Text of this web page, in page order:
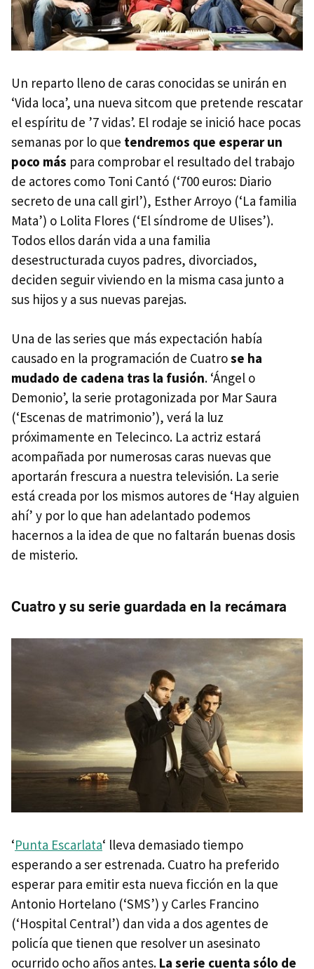
Un reparto lleno de caras conocidas se unirán en
‘Vida loca’, una nueva sitcom que pretende rescatar
el espíritu de ’7 vidas’. El rodaje se inició hace pocas
semanas por lo que tendremos que esperar un
poco más para comprobar el resultado del trabajo
de actores como Toni Cantó (‘700 euros: Diario
secreto de una call girl’), Esther Arroyo (‘La familia
Mata’) o Lolita Flores (‘El síndrome de Ulises’).
Todos ellos darán vida a una familia
desestructurada cuyos padres, divorciados,
deciden seguir viviendo en la misma casa junto a
sus hijos y a sus nuevas parejas.
Una de las series que más expectación había
causado en la programación de Cuatrose ha
mudado de cadena tras la fusión. ‘Ángel o
Demonio’, la serie protagonizada por Mar Saura
(‘Escenas de matrimonio’), verá la luz
próximamente en Telecinco. La actriz estará
acompañada por numerosas caras nuevas que
aportarán frescura a nuestra televisión. La serie
está creada por los mismos autores de ‘Hay alguien
ahí’ y por lo que han adelantado podemos
hacernos a la idea de que no faltarán buenas dosis
de misterio.
Cuatro y su serie guardada en la recámara
‘Punta Escarlata‘ lleva demasiado tiempo
esperando a ser estrenada. Cuatro ha preferido
esperar para emitir esta nueva ficción en la que
Antonio Hortelano (‘SMS’) y Carles Francino
(‘Hospital Central’) dan vida a dos agentes de
policía que tienen que resolver un asesinato
ocurrido ocho años antes. La serie cuenta sólo de